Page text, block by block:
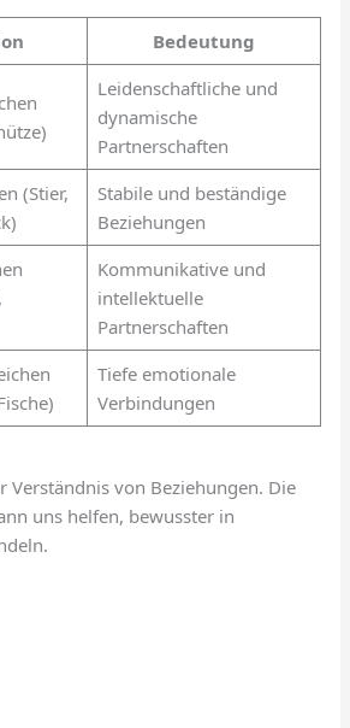
Bedeutung
Leidenschaftliche und
dynamische
Partnerschaften
(Stier,
Stabile und beständige
Beziehungen
Kommunikative und
intellektuelle
Partnerschaften
Tiefe emotionale
Verbindungen
Verständnis von Beziehungen. Die
uns helfen, bewusster in